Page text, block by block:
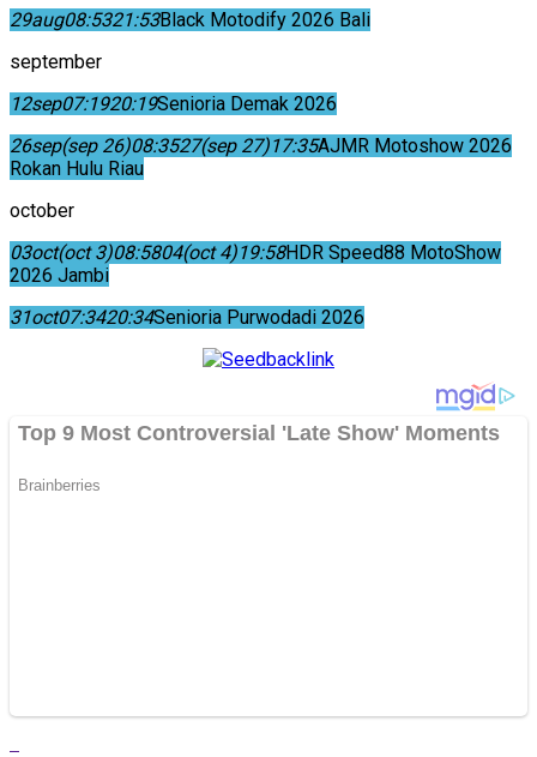
29aug08:5321:53Black Motodify 2026 Bali
september
12sep07:1920:19Senioria Demak 2026
26sep(sep 26)08:3527(sep 27)17:35AJMR Motoshow 2026
Rokan Hulu Riau
october
03oct(oct 3)08:5804(oct 4)19:58HDR Speed88 MotoShow
2026 Jambi
31oct07:3420:34Senioria Purwodadi 2026